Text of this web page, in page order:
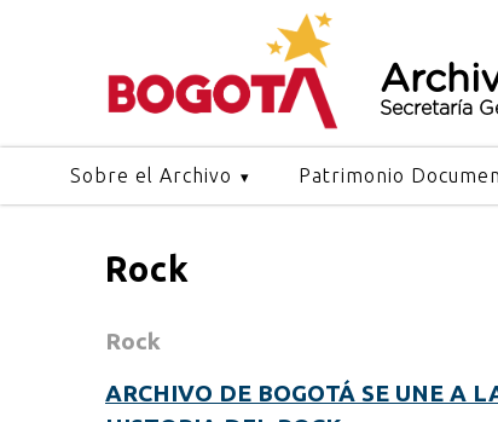
Secretaría
Sobre el Archivo Patrimonio
Rock
Rock
ARCHIVO DE BOGOTÁ SE UNE A